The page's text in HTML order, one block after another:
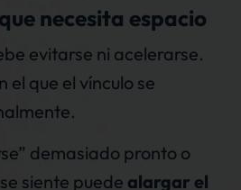
necesita espacio
evitarse ni acelerarse.
el que el vínculo se
demasiado pronto o
siente puede alargar el